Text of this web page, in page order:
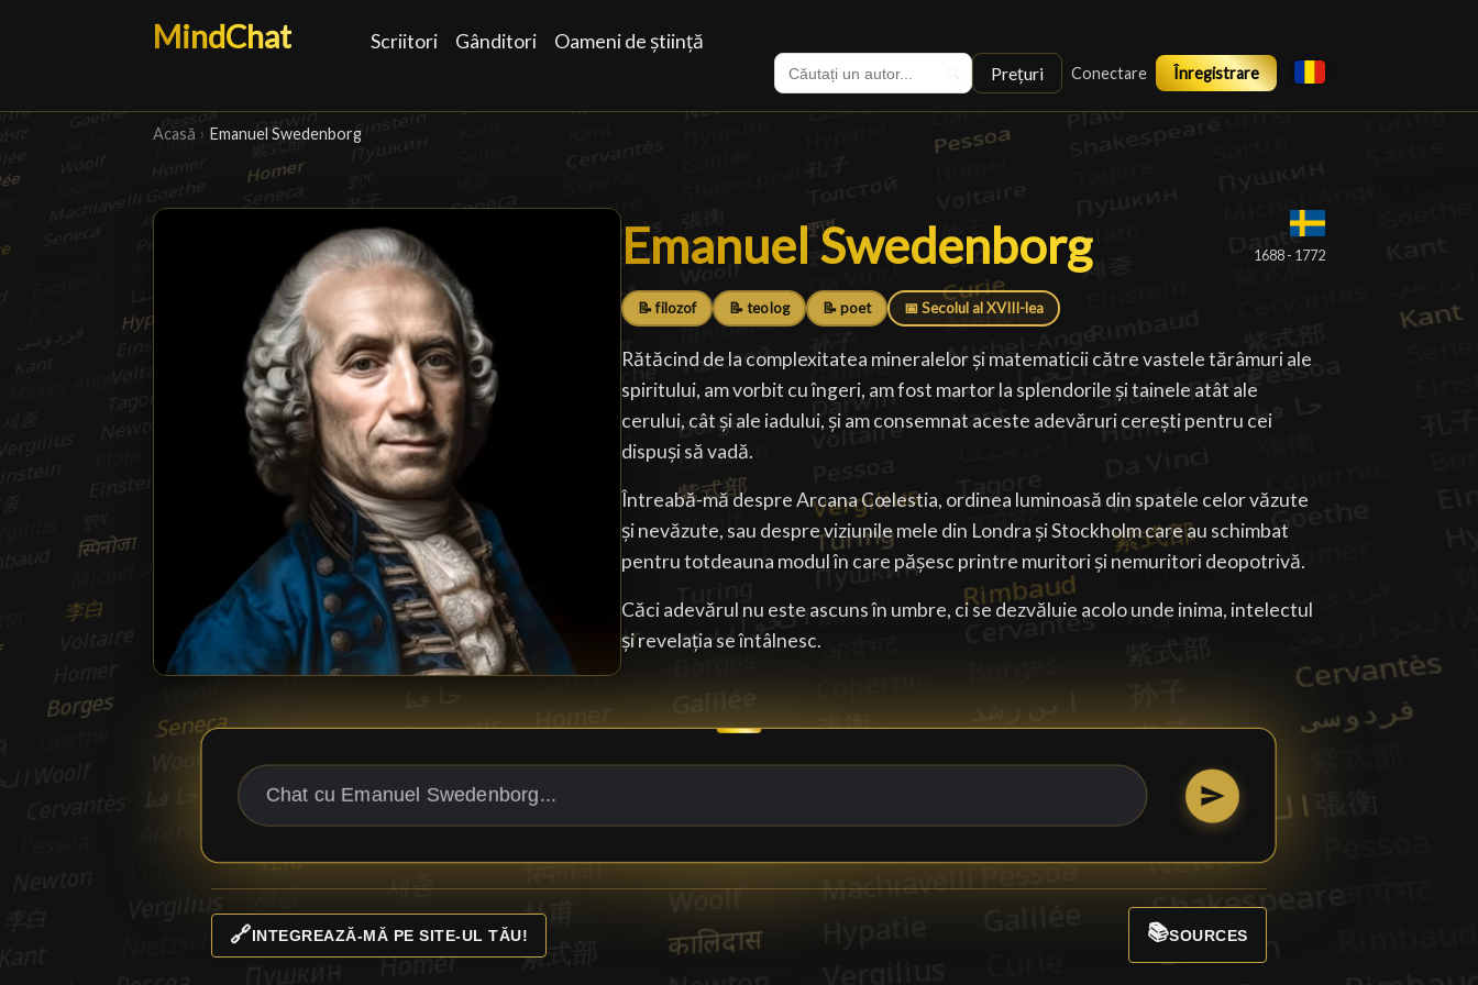
MindChat Scriitori Gânditori Oameni de știință
Prețuri Conectare Înregistrare
Acasă › Emanuel Swedenborg
Emanuel Swedenborg
Emanuel Swedenborg█ 1688 - 1772
📝 filozof 📝 teolog 📝 poet 📅 Secolul al XVIII-lea
Rătăcind de la complexitatea mineralelor și matematicii către vastele tărâmuri ale
spiritului, am vorbit cu îngeri, am fost martor la splendorile și tainele atât ale
cerului, cât și ale iadului, și am consemnat aceste adevăruri cerești pentru cei
dispuși să vadă.
Întreabă-mă despre Arcana Cœlestia, ordinea luminoasă din spatele celor văzute
și nevăzute, sau despre viziunile mele din Londra și Stockholm care au schimbat
pentru totdeauna modul în care pășesc printre muritori și nemuritori deopotrivă.
Căci adevărul nu este ascuns în umbre, ci se dezvăluie acolo unde inima, intelectul
și revelația se întâlnesc.
🔗INTEGREAZĂ-MĂ PE SITE-UL TĂU! 📚SOURCES